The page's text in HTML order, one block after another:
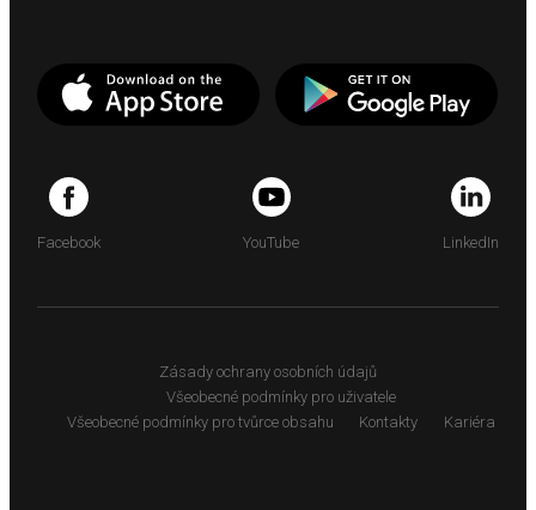
Facebook YouTube LinkedIn
Zásady ochrany osobních údajů
Všeobecné podmínky pro uživatele
Všeobecné podmínky pro tvůrce obsahu
Kontakty Kariéra